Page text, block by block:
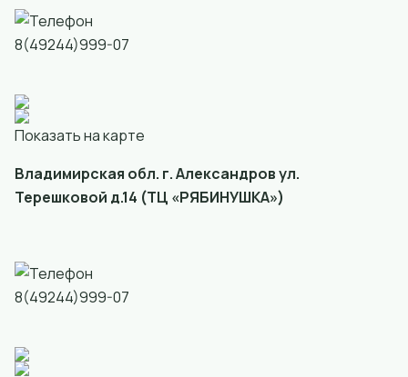
8(49244)999-07
Показать на карте
Владимирская обл. г. Александров ул.
Терешковой д.14 (ТЦ «РЯБИНУШКА»)
8(49244)999-07